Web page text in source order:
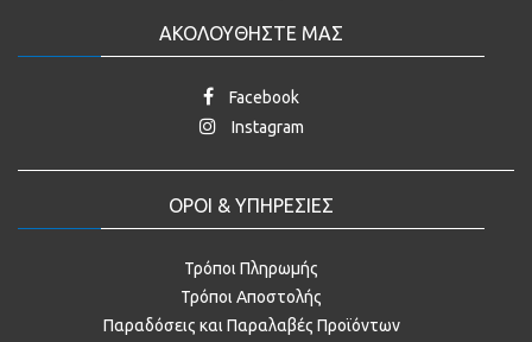
ΑΚΟΛΟΥΘΗΣΤΕ ΜΑΣ
Facebook
Instagram
ΟΡΟΙ & ΥΠΗΡΕΣΙΕΣ
Τρόποι Πληρωμής
Τρόποι Αποστολής
Παραδόσεις και Παραλαβές Προϊόντων